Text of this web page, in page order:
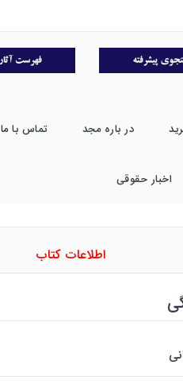
در باره مجد تماس با ما
اخبار حقوقی
اطلاعات کتاب